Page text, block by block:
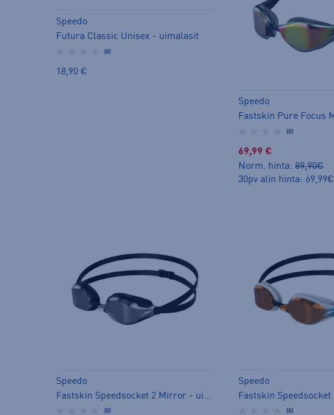
Speedo
Futura Classic Unisex - uimalasit
(0)
18,90 €
Speedo
(0)
69,99 €
Norm. hinta: 89,90€
30pv alin hinta: 69,99€
Speedo
Fastskin Speedsocket 2 Mirror - uimalasit
(0)
Speedo
(0)